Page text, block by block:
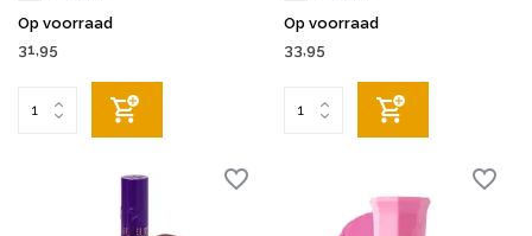
Op voorraad
31,95
Op voorraad
33,95